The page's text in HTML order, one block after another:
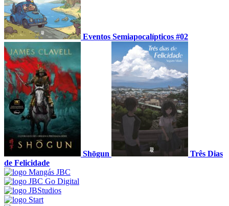
Eventos Semiapocalípticos #02
Shōgun
Três Dias
de Felicidade